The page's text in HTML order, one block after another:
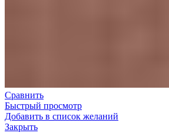
Сравнить
Быстрый просмотр
Добавить в список желаний
Закрыть